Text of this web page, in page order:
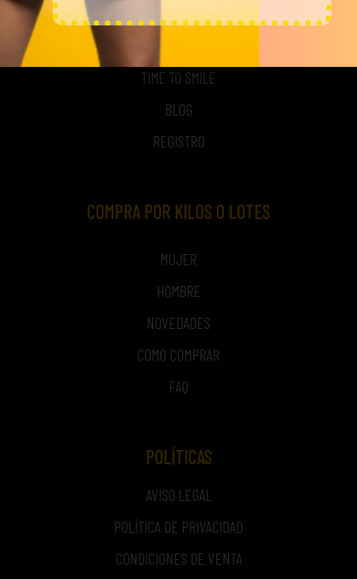
TIME TO SMILE
BLOG
REGISTRO
COMPRA POR KILOS O LOTES
MUJER
HOMBRE
NOVEDADES
COMO COMPRAR
FAQ
POLÍTICAS
AVISO LEGAL
POLÍTICA DE PRIVACIDAD
CONDICIONES DE VENTA